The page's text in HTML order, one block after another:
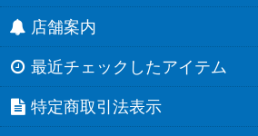
店舗案内
最近チェックしたアイテム
特定商取引法表示